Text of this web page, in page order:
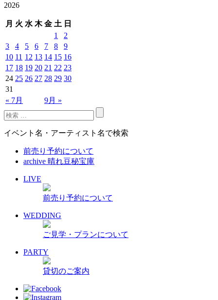
2026
月 火 水 木 金 土 日
« 7月 9月 »
1
2
3
4 5 6 7 8
9
10 11 12 13 14 15 16
17 18 19 20 21 22 23
24 25 26 27 28 29 30
31
イベント名・アーティスト名で検索
前売り予約について
archive 晴れ豆秘宝庫
LIVE
前売り予約について
WEDDING
ご見学・プランについて
PARTY
貸切のご案内